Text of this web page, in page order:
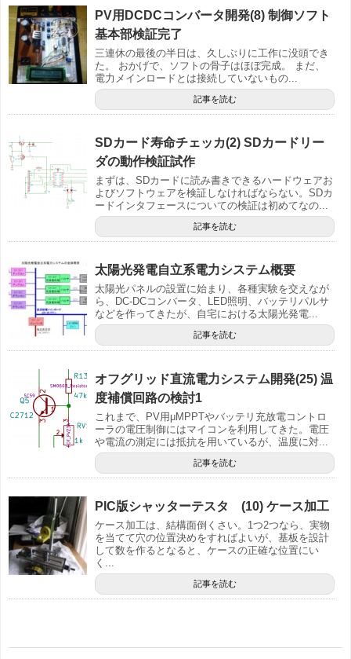
PV用DCDCコンバータ開発(8) 制御ソフト
基本部検証完了
三連休の最後の半日は、久しぶりに工作に没頭でき
た。 おかげで、ソフトの骨子はほぼ完成。 まだ、
電力メインロードとは接続していないもの...
記事を読む
SDカード寿命チェッカ(2) SDカードリー
ダの動作検証試作
まずは、SDカードに読み書きできるハードウェアお
よびソフトウェアを検証しなければならない。SDカ
ードインタフェースについての検証は初めてなの...
記事を読む
太陽光発電自立系電力システム概要
太陽光パネルの設置に始まり、各種実験を交えなが
ら、DC-DCコンバータ、LED照明、バッテリパルサ
などを作ってきたが、自宅における太陽光発電...
記事を読む
オフグリッド直流電力システム開発(25) 温
度補償回路の検討1
これまで、PV用μMPPTやバッテリ充放電コントロ
ーラの電圧制御にはマイコンを利用してきた。電圧
や電流の測定には抵抗を用いているが、温度に対...
記事を読む
PIC版シャッターテスタ (10) ケース加工
ケース加工は、結構面倒くさい。1つ2つなら、実物
を当てて穴の位置決めをすればよいが、基板を設計
して数を作るとなると、ケースの正確な位置にい
く...
記事を読む